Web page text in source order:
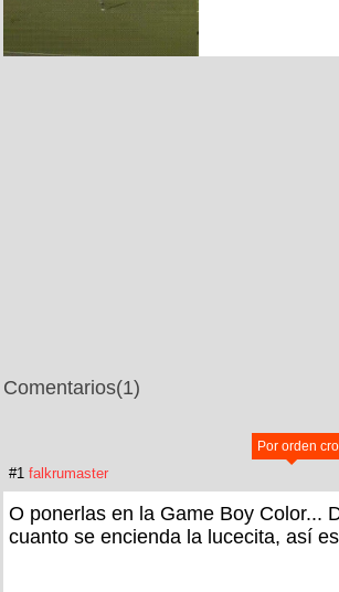
Comentarios(1)
Por orden
#1 falkrumaster
O ponerlas en la Game Boy Color...
cuanto se encienda la lucecita, así